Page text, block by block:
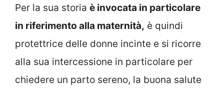
Per la sua storia è invocata in particolare
in riferimento alla maternità, è quindi
protettrice delle donne incinte e si ricorre
alla sua intercessione in particolare per
chiedere un parto sereno, la buona salute